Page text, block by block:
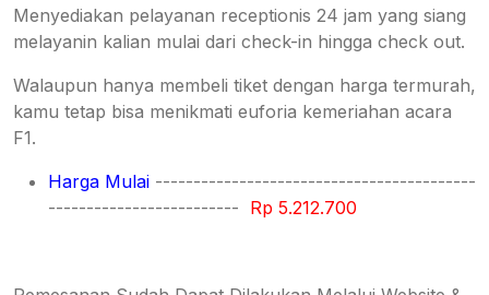
Menyediakan pelayanan receptionis 24 jam yang siang
melayanin kalian mulai dari check-in hingga check out.
Walaupun hanya membeli tiket dengan harga termurah,
kamu tetap bisa menikmati euforia kemeriahan acara
F1.
Harga Mulai ------------------------------------------
------------------------- Rp 5.212.700